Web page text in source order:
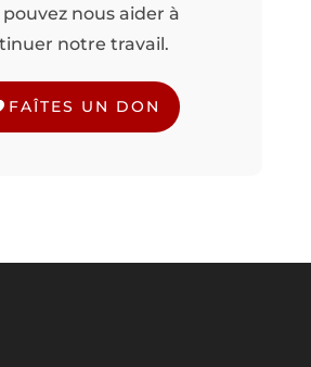
pouvez nous aider à
notre travail.
FAÎTES UN DON